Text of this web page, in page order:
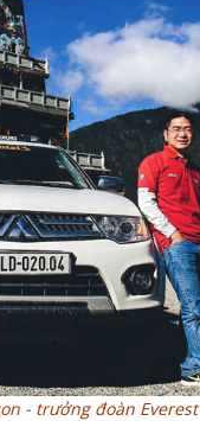
- trưởng đoàn Everest